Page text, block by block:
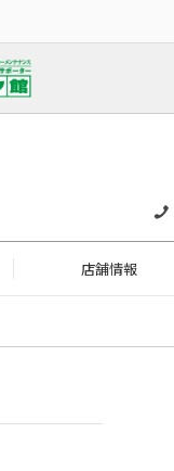
店舗情報